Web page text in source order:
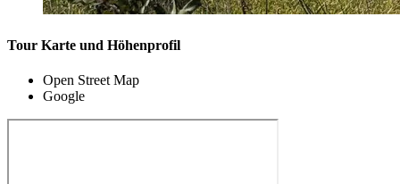
Tour Karte und Höhenprofil
Open Street Map
Google